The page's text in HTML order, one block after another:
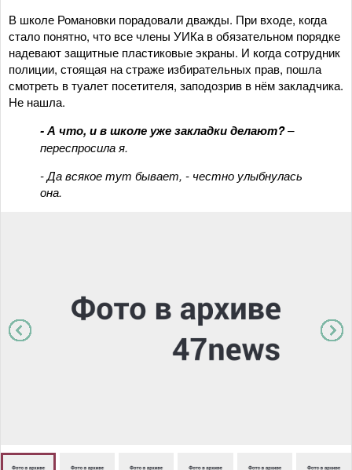
В школе Романовки порадовали дважды. При входе, когда
стало понятно, что все члены УИКа в обязательном порядке
надевают защитные пластиковые экраны. И когда сотрудник
полиции, стоящая на страже избирательных прав, пошла
смотреть в туалет посетителя, заподозрив в нём закладчика.
Не нашла.
- А что, и в школе уже закладки делают?–
переспросила я.
- Да всякое тут бывает, - честно улыбнулась
она.